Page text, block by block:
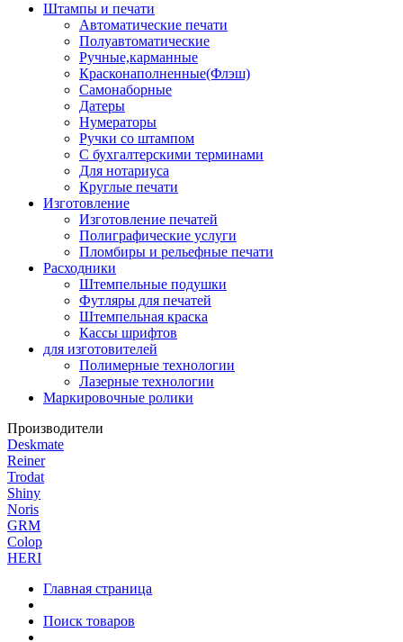
Штампы и печати
Автоматические печати
Полуавтоматические
Ручные,карманные
Красконаполненные(Флэш)
Самонаборные
Датеры
Нумераторы
Ручки со штампом
С бухгалтерскими терминами
Для нотариуса
Круглые печати
Изготовление
Изготовление печатей
Полиграфические услуги
Пломбиры и рельефные печати
Расходники
Штемпельные подушки
Футляры для печатей
Штемпельная краска
Кассы шрифтов
для изготовителей
Полимерные технологии
Лазерные технологии
Маркировочные ролики
Производители
Deskmate
Reiner
Trodat
Shiny
Noris
GRM
Colop
HERI
Главная страница
Поиск товаров